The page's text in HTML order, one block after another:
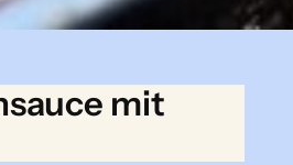
mit